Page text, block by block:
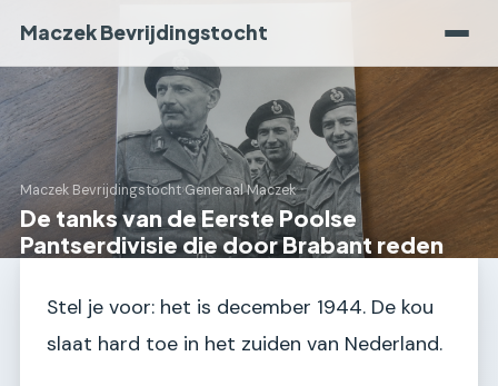
Maczek Bevrijdingstocht
Maczek Bevrijdingstocht›Generaal Maczek
De tanks van de Eerste Poolse
Pantserdivisie die door Brabant reden
Stel je voor: het is december 1944. De kou
slaat hard toe in het zuiden van Nederland.